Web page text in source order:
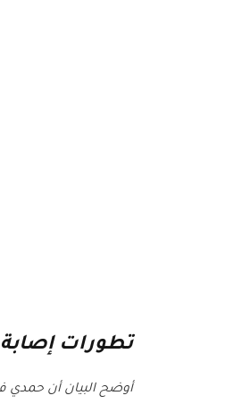
تطورات
أوضح البيان أن حمدي